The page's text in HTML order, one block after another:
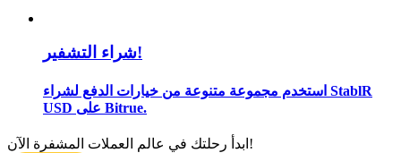
شراء التشفير!
استخدم مجموعة متنوعة من خيارات الدفع لشراء StablR
USD على Bitrue.
ابدأ رحلتك في عالم العملات المشفرة الآن!